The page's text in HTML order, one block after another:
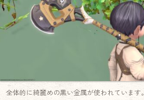
全体的に綺麗めの黒い金属が使われています。